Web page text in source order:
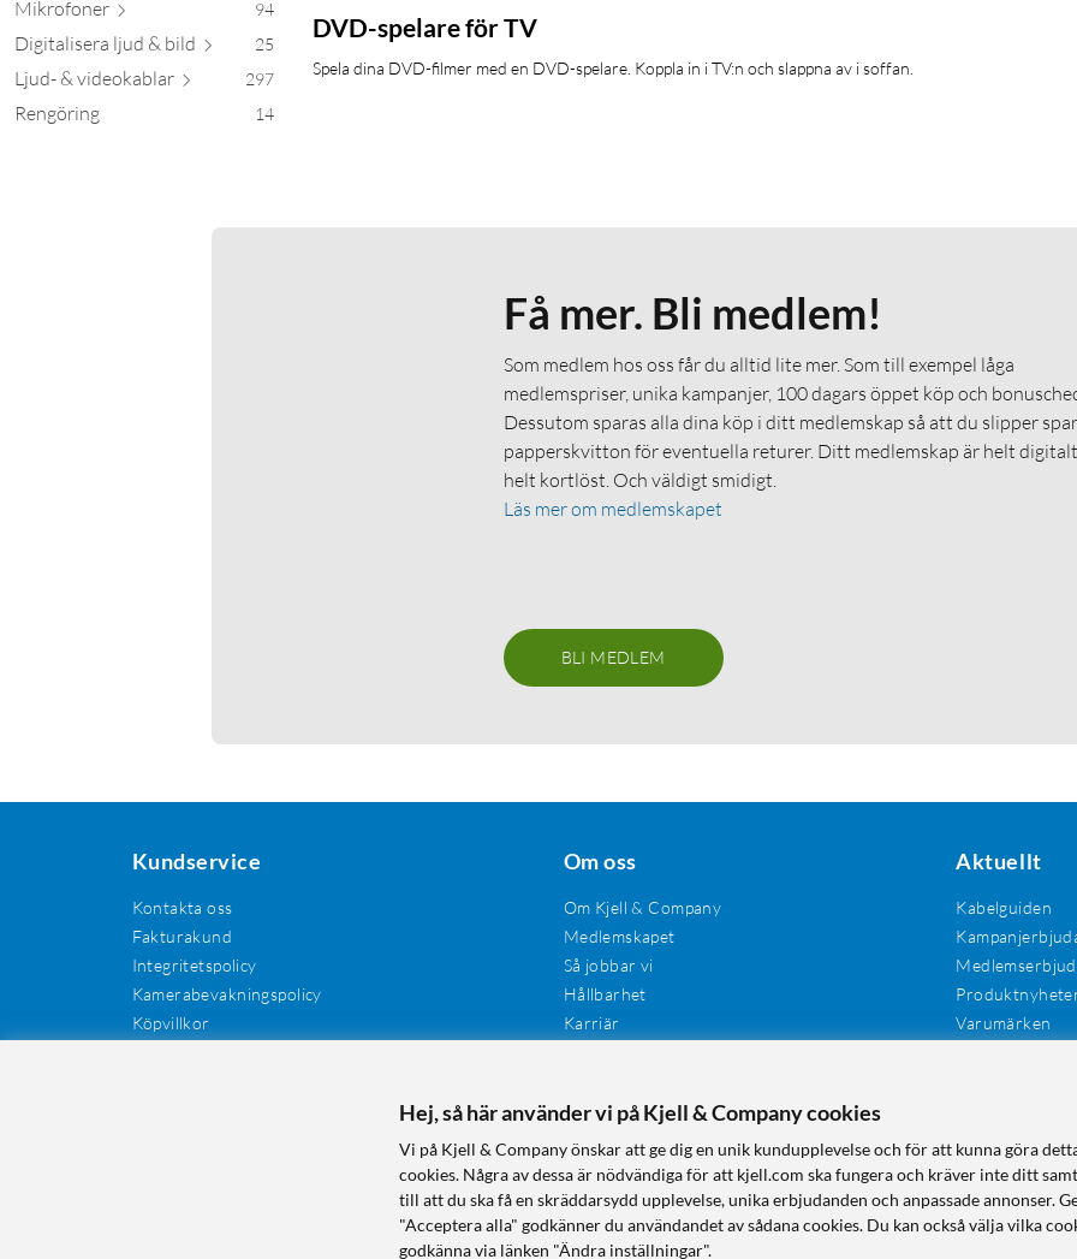
Mikrofoner 94
Digitalisera ljud & bild 25
Ljud- & videokablar 297
Rengöring 14
DVD-spelare för TV
Spela dina DVD-filmer med en DVD-spelare. Koppla in i TV:n och slappna av i soffan.
Få mer. Bli medlem!
Som medlem hos oss får du alltid lite mer. Som till exempel låga
medlemspriser, unika kampanjer, 100 dagars öppet köp och
Dessutom sparas alla dina köp i ditt medlemskap så att du slipper
papperskvitton för eventuella returer. Ditt medlemskap är helt
helt kortlöst. Och väldigt smidigt.
Läs mer om medlemskapet
BLI MEDLEM
Kundservice
Kontakta oss
Fakturakund
Integritetspolicy
Kamerabevakningspolicy
Köpvillkor
Om oss
Om Kjell & Company
Medlemskapet
Så jobbar vi
Hållbarhet
Karriär
Tillgänglighet
Aktuellt
Kabelguiden
Varumärken
Hej, så här använder vi på Kjell & Company cookies
Vi på Kjell & Company önskar att ge dig en unik kundupplevelse och för att kunna göra
cookies. Några av dessa är nödvändiga för att kjell.com ska fungera och kräver inte ditt
till att du ska få en skräddarsydd upplevelse, unika erbjudanden och anpassade annonser.
"Acceptera alla" godkänner du användandet av sådana cookies. Du kan också välja vilka
godkänna via länken "Ändra inställningar".